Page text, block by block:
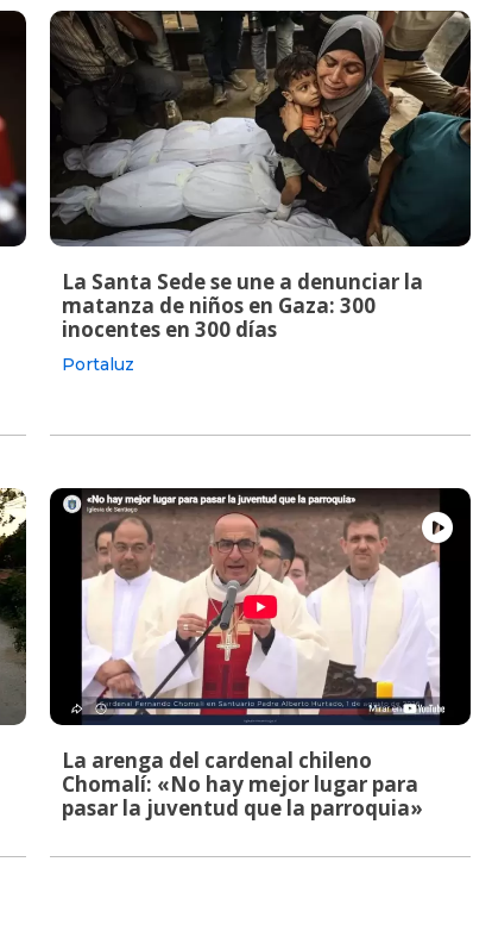
La Santa Sede se une a denunciar la
matanza de niños en Gaza: 300
inocentes en 300 días
Portaluz
La arenga del cardenal chileno
Chomalí: «No hay mejor lugar para
pasar la juventud que la parroquia»